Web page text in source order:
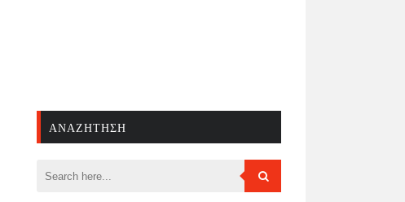
ΑΝΑΖΉΤΗΣΗ